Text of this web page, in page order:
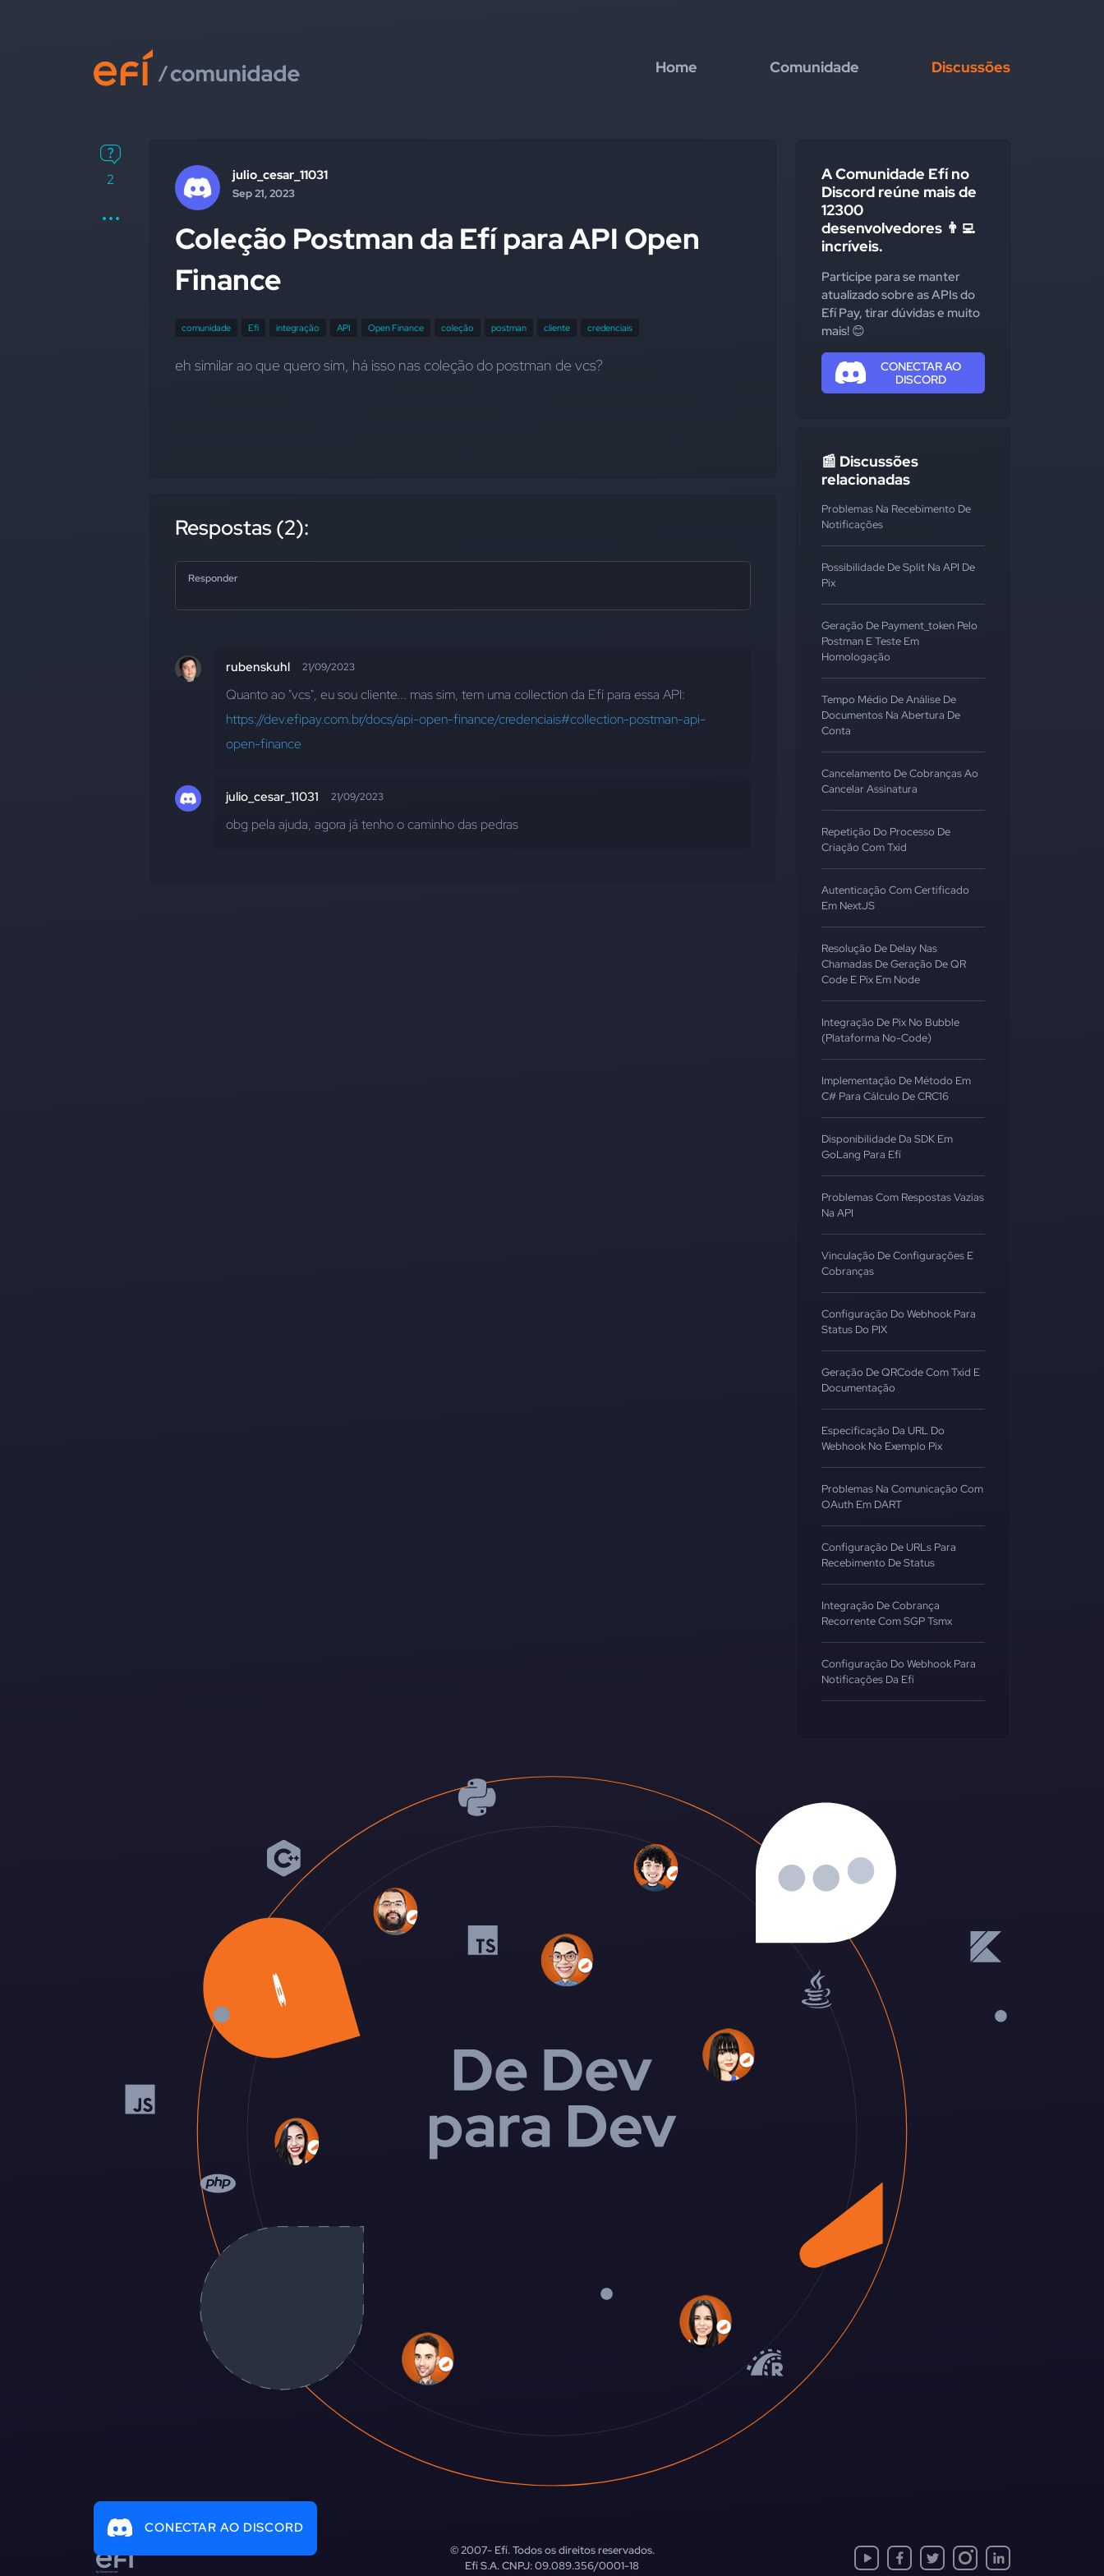
Home Comunidade Discussões
2 julio_cesar_11031
Sep 21, 2023
Coleção Postman da Efí para API Open
Finance
comunidade Efí integração API Open Finance coleção postman cliente credenciais
eh similar ao que quero sim, há isso nas coleção do postman de vcs?
Respostas (2):
Responder
rubenskuhl 21/09/2023
Quanto ao "vcs", eu sou cliente... mas sim, tem uma collection da Efí para essa API:
https://dev.efipay.com.br/docs/api-open-finance/credenciais#collection-postman-api-
open-finance
julio_cesar_11031 21/09/2023
obg pela ajuda, agora já tenho o caminho das pedras
A Comunidade Efí no
Discord reúne mais de
12300
desenvolvedores 👨‍💻
incríveis.
Participe para se manter
atualizado sobre as APIs do
Efí Pay, tirar dúvidas e muito
mais! 😊
CONECTAR AO
DISCORD
📰 Discussões
relacionadas
Problemas Na Recebimento De
Notificações
Possibilidade De Split Na API De
Pix
Geração De Payment_token Pelo
Postman E Teste Em
Homologação
Tempo Médio De Análise De
Documentos Na Abertura De
Conta
Cancelamento De Cobranças Ao
Cancelar Assinatura
Repetição Do Processo De
Criação Com Txid
Autenticação Com Certificado
Em NextJS
Resolução De Delay Nas
Chamadas De Geração De QR
Code E Pix Em Node
Integração De Pix No Bubble
(Plataforma No-Code)
Implementação De Método Em
C# Para Cálculo De CRC16
Disponibilidade Da SDK Em
GoLang Para Efí
Problemas Com Respostas Vazias
Na API
Vinculação De Configurações E
Cobranças
Configuração Do Webhook Para
Status Do PIX
Geração De QRCode Com Txid E
Documentação
Especificação Da URL Do
Webhook No Exemplo Pix
Problemas Na Comunicação Com
OAuth Em DART
Configuração De URLs Para
Recebimento De Status
Integração De Cobrança
Recorrente Com SGP Tsmx
Configuração Do Webhook Para
Notificações Da Efí
CONECTAR AO DISCORD
© 2007-Efí. Todos os direitos reservados.
Efí S.A. CNPJ: 09.089.356/0001-18